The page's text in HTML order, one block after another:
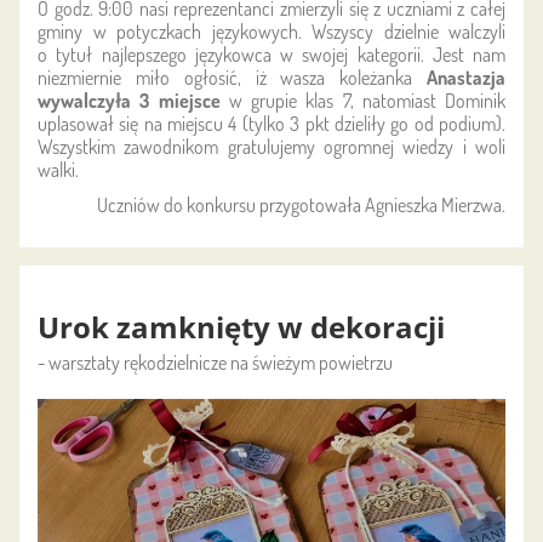
O godz. 9:00 nasi reprezentanci zmierzyli się z uczniami z całej
gminy w potyczkach językowych. Wszyscy dzielnie walczyli
o tytuł najlepszego językowca w swojej kategorii. Jest nam
niezmiernie miło ogłosić, iż wasza koleżanka Anastazja
wywalczyła 3 miejsce w grupie klas 7, natomiast Dominik
uplasował się na miejscu 4 (tylko 3 pkt dzieliły go od podium).
Wszystkim zawodnikom gratulujemy ogromnej wiedzy i woli
walki.
Uczniów do konkursu przygotowała Agnieszka Mierzwa.
Urok zamknięty w dekoracji
- warsztaty rękodzielnicze na świeżym powietrzu